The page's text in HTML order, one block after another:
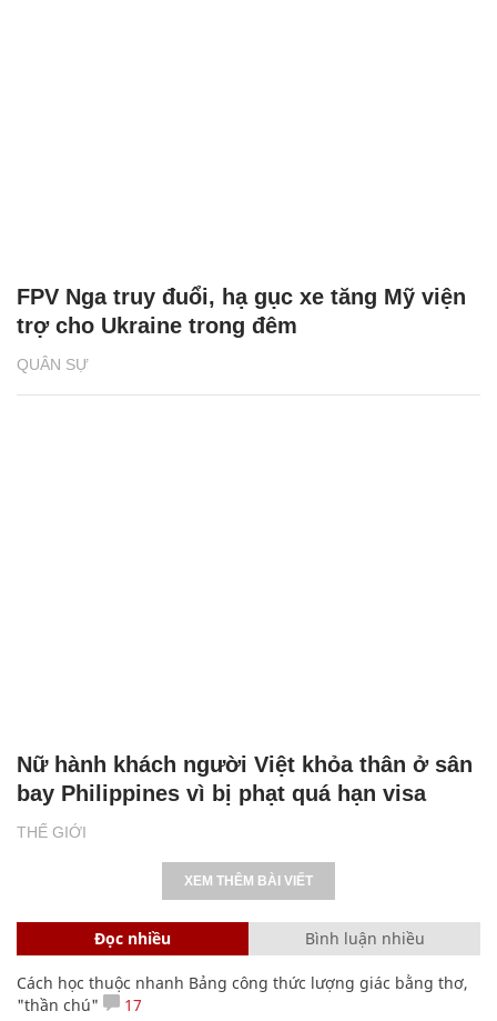
QUÂN SỰ
FPV Nga truy đuổi, hạ gục xe tăng Mỹ viện
trợ cho Ukraine trong đêm
THẾ GIỚI
Nữ hành khách người Việt khỏa thân ở sân
bay Philippines vì bị phạt quá hạn visa
XEM THÊM BÀI VIẾT
Đọc nhiều Bình luận nhiều
Cách học thuộc nhanh Bảng công thức lượng giác bằng thơ,
"thần chú"
17